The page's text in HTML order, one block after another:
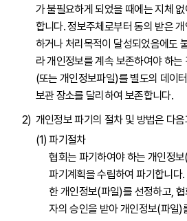
가 불필요하게 되었을 때에는 지체
합니다. 정보주체로부터 동의 받은
하거나 처리목적이 달성되었음에도
라 개인정보를 계속 보존하여야 하는
(또는 개인정보파일)를 별도의 데이
보관 장소를 달리하여 보존합니다.
개인정보 파기의 절차 및 방법은 다
파기절차
협회는 파기하여야 하는 개인정
파기계획을 수립하여 파기합니다
한 개인정보(파일)를 선정하고,
자의 승인을 받아 개인정보(파일)